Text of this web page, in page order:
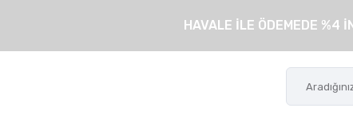
HAVALE İLE ÖDEMEDE %4